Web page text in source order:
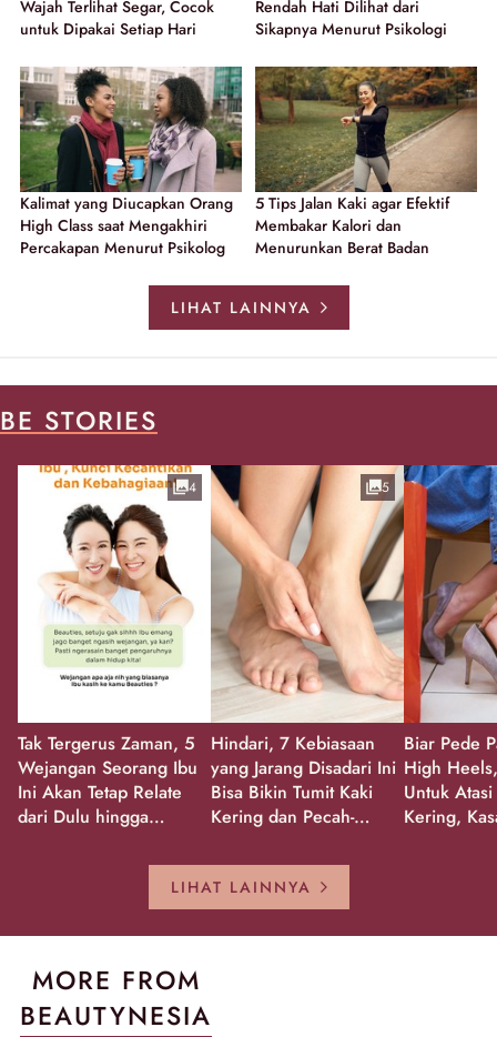
Wajah Terlihat Segar, Cocok
untuk Dipakai Setiap Hari
Rendah Hati Dilihat dari
Sikapnya Menurut Psikologi
Kalimat yang Diucapkan Orang
High Class saat Mengakhiri
Percakapan Menurut Psikolog
5 Tips Jalan Kaki agar Efektif
Membakar Kalori dan
Menurunkan Berat Badan
LIHAT LAINNYA
BE STORIES
Tak Tergerus Zaman, 5
Wejangan Seorang Ibu
Ini Akan Tetap Relate
dari Dulu hingga
4
Hindari, 7 Kebiasaan
yang Jarang Disadari Ini
Bisa Bikin Tumit Kaki
Kering dan Pecah-
5
Biar Pede
High
Untuk
Kering,
LIHAT LAINNYA
MORE FROM
BEAUTYNESIA